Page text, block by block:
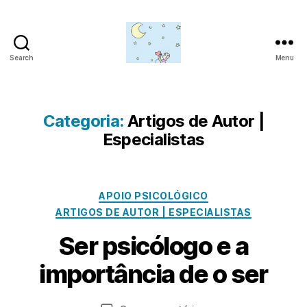
Search
da
lua
Menu
Categoria: Artigos de Autor |
Especialistas
Categorias
APOIO PSICOLÓGICO
ARTIGOS DE AUTOR | ESPECIALISTAS
Ser psicólogo e a
importância de o ser
Autor
r
S
z
y
P
i
Data
S
t
e
m
b